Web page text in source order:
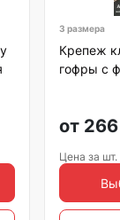
3 размера
Крепеж
гофры с
от 266
Цена за шт.